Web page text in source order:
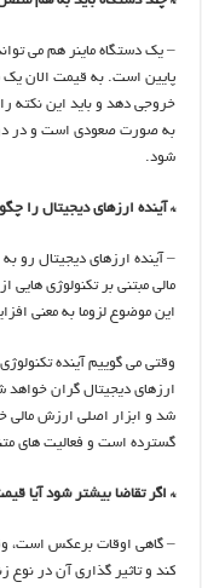
– یک دستگاه ماینر هم می
خروجی دهد و باید این نکته
به صورت صعودی است و در دو
شود.
* آینده ارزهای دیجیتال را
– آینده ارزهای دیجیتال رو
مالی مبتنی بر تکنولوژی هایی
این موضوع لزوما به معنی
وقتی می گوییم آینده
ارزهای دیجیتال گران خواهد
شد و ابزار اصلی ارزش مالی
گسترده است و فعالیت های
* اگر تقاضا بیشتر شود آیا
– گاهی اوقات برعکس است،
کند و تاثیر گذاری آن در